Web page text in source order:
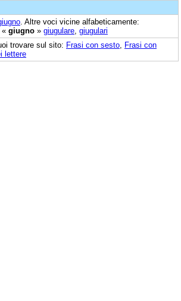
. Altre voci vicine alfabeticamente:
« giugno » giugulare giugulari
trovare sul sito: Frasi con sesto Frasi con
lettere